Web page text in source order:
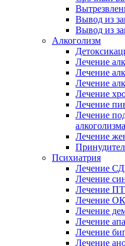
Вывод из
Вывод из
Алкоголизм
Лечение
Лечение
Лечение
Лечение
Лечение
Лечение
алкоголизма
Лечение
Психиатрия
Лечение
Лечение
Лечение
Лечение
Лечение
Лечение
Лечение
Лечение